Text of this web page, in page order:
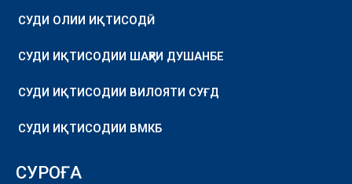
СУДИ ОЛИИ ИҚТИСОДӢ
СУДИ ИҚТИСОДИИ ШАҲРИ ДУШАНБЕ
СУДИ ИҚТИСОДИИ ВИЛОЯТИ СУҒД
СУДИ ИҚТИСОДИИ ВМКБ
СУРОҒА